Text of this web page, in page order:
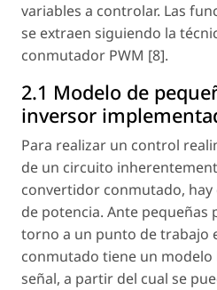
variables a controlar. Las
se extraen siguiendo la
conmutador PWM [8].
2.1 Modelo de
inversor
Para realizar un control
de un circuito
convertidor conmutado, hay
de potencia. Ante pequeñas
torno a un punto de trabajo
conmutado tiene un modelo
señal, a partir del cual se